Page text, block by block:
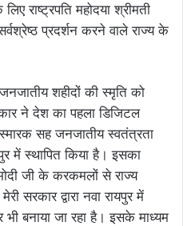
राष्ट्रपति महोदया श्रीमती
सर्वश्रेष्ठ प्रदर्शन करने वाले राज्य के
शहीदों की स्मृति को
ने देश का पहला डिजिटल
सह जनजातीय स्वतंत्रता
में स्थापित किया है। इसका
जी के करकमलों से राज्य
सरकार द्वारा नवा रायपुर में
बनाया जा रहा है। इसके माध्यम